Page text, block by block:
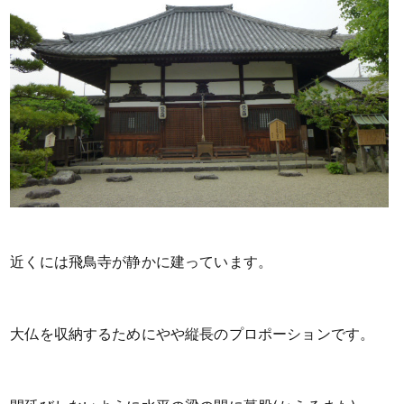
近くには飛鳥寺が静かに建っています。
大仏を収納するためにやや縦長のプロポーションです。